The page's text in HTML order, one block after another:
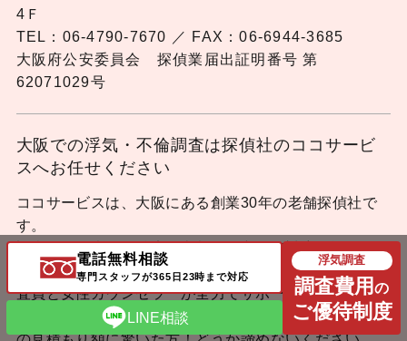
4Ｆ
TEL：06-4790-7670 ／ FAX：06-6944-3685
大阪府公安委員会 探偵業届出証明番号 第
62071029号
大阪での浮気・不倫調査は探偵社のココサービ
スへお任せください
ココサービスは、大阪にある創業30年の老舗探偵社で
す。
調査依頼は大阪・兵庫・京都・奈良まで対応可能です。
少しのご予算でも浮気調査は可能です！！経験豊富な調
査員と女性カウンセラーが全力でサポート致します！
24時間対応・電話＆ライン相談無料なので、他探偵社
電話無料相談
専門スタッフが365日23時まで対応
LINE相談
浮気調査
調査費用の
ご優待制度